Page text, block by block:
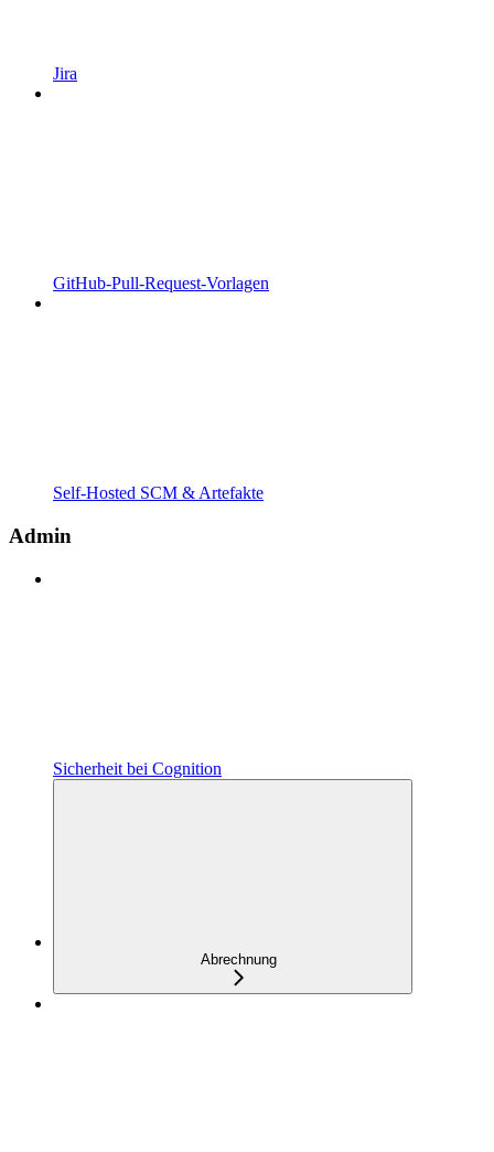
Jira
GitHub-Pull-Request-Vorlagen
Self-Hosted SCM & Artefakte
Admin
Sicherheit bei Cognition
Abrechnung